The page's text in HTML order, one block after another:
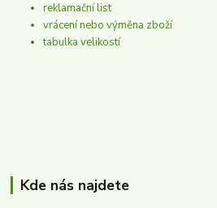
reklamační list
vrácení nebo výměna zboží
tabulka velikostí
Kde nás najdete